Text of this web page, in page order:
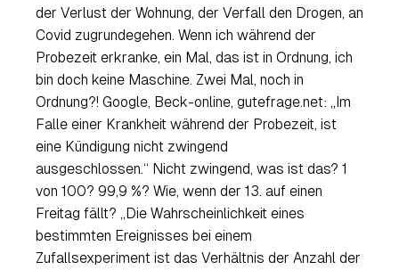
der Verlust der Wohnung, der Verfall den Drogen, an
Covid zugrundegehen. Wenn ich während der
Probezeit erkranke, ein Mal, das ist in Ordnung, ich
bin doch keine Maschine. Zwei Mal, noch in
Ordnung?! Google, Beck-online, gutefrage.net: „Im
Falle einer Krankheit während der Probezeit, ist
eine Kündigung nicht zwingend
ausgeschlossen.“ Nicht zwingend, was ist das? 1
von 100? 99,9 %? Wie, wenn der 13. auf einen
Freitag fällt? „Die Wahrscheinlichkeit eines
bestimmten Ereignisses bei einem
Zufallsexperiment ist das Verhältnis der Anzahl der